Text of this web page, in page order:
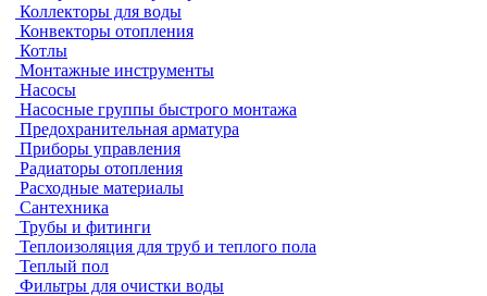
Коллекторы для воды
Конвекторы отопления
Котлы
Монтажные инструменты
Насосы
Насосные группы быстрого монтажа
Предохранительная арматура
Приборы управления
Радиаторы отопления
Расходные материалы
Сантехника
Трубы и фитинги
Теплоизоляция для труб и теплого пола
Теплый пол
Фильтры для очистки воды